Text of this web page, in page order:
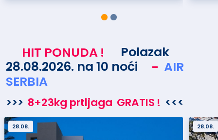
HIT PONUDA !
Polazak
28.08.2026. na 10 noći
- AIR
SERBIA
>>> 8+23kg prtljaga GRATIS ! <<<
28.08. 28.08.